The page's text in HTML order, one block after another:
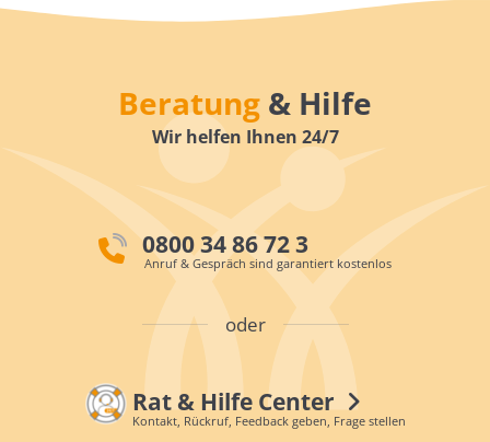
Beratung & Hilfe
Wir helfen Ihnen 24/7
0800 34 86 72 3
Anruf & Gespräch sind garantiert kostenlos
oder
Rat & Hilfe Center
Kontakt, Rückruf, Feedback geben, Frage stellen